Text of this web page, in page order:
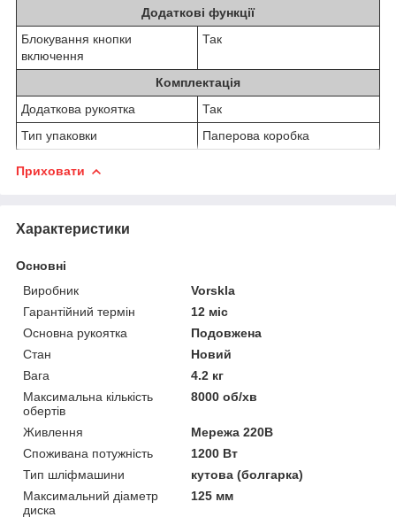
Додаткові функції
Блокування кнопки
включення
Так
Комплектація
Додаткова рукоятка
Так
Тип упаковки
Паперова коробка
Приховати
Характеристики
Основні
Виробник
Vorskla
Гарантійний термін
12 міс
Основна рукоятка
Подовжена
Стан
Новий
Вага
4.2 кг
Максимальна кількість
обертів
8000 об/хв
Живлення
Мережа 220В
Споживана потужність
1200 Вт
Тип шліфмашини
кутова (болгарка)
Максимальний діаметр
диска
125 мм